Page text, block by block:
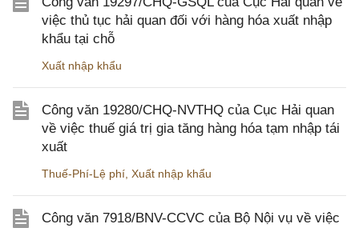
việc thủ tục hải quan đối với hàng hóa xuất nhập
khẩu tại chỗ
Xuất nhập khẩu
Công văn 19280/CHQ-NVTHQ của Cục Hải quan
về việc thuế giá trị gia tăng hàng hóa tạm nhập tái
xuất
Thuế-Phí-Lệ phí Xuất nhập khẩu
Công văn 7918/BNV-CCVC của Bộ Nội vụ về việc